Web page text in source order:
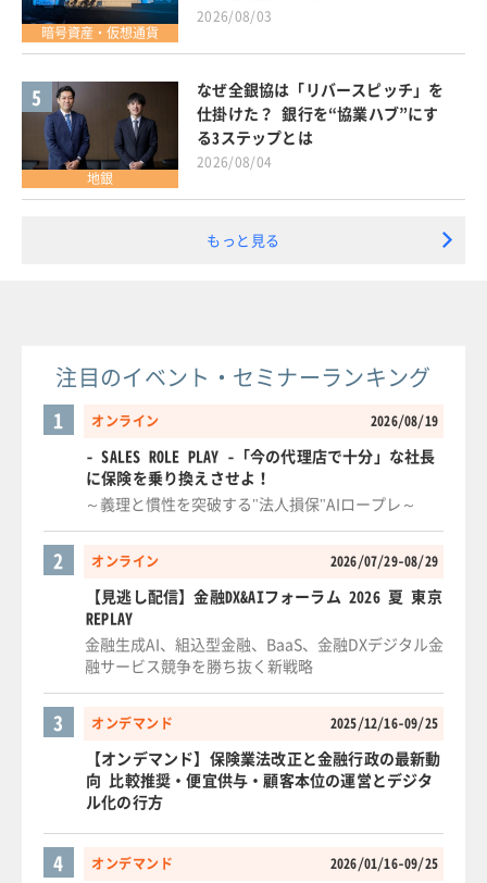
暗号資産・仮想通貨
2026/08/03
5
地銀
なぜ全銀協は「リバースピッチ」を
仕掛けた？ 銀行を“協業ハブ”にす
る3ステップとは
2026/08/04
もっと見る
注目のイベント・セミナーランキング
オンライン 2026/08/19
1
- SALES ROLE PLAY -「今の代理店で十分」な社長
に保険を乗り換えさせよ！
～義理と慣性を突破する"法人損保"AIロープレ～
オンライン 2026/07/29-08/29
2
【見逃し配信】金融DX&AIフォーラム 2026 夏 東京
REPLAY
金融生成AI、組込型金融、BaaS、金融DXデジタル金
融サービス競争を勝ち抜く新戦略
オンデマンド 2025/12/16-09/25
3
【オンデマンド】保険業法改正と金融行政の最新動
向 比較推奨・便宜供与・顧客本位の運営とデジタ
ル化の行方
オンデマンド 2026/01/16-09/25
4